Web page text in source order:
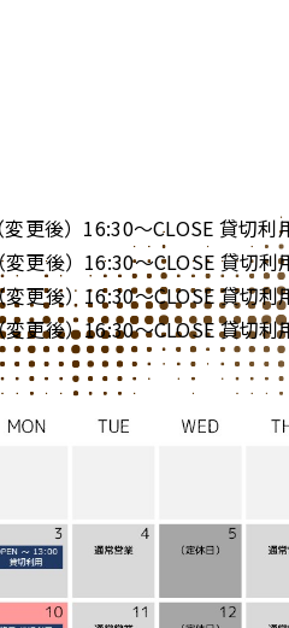
更後）16:30～CLOSE 貸切利
更後）16:30～CLOSE 貸切利
更後）16:30～CLOSE 貸切利
更後）16:30～CLOSE 貸切利